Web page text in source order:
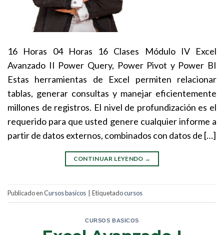
16 Horas 04 Horas 16 Clases Módulo IV Excel
Avanzado II Power Query, Power Pivot y Power BI
Estas herramientas de Excel permiten relacionar
tablas, generar consultas y manejar eficientemente
millones de registros. El nivel de profundización es el
requerido para que usted genere cualquier informe a
partir de datos externos, combinados con datos de […]
CONTINUAR LEYENDO →
Publicado enCursos basicos Etiquetadocursos
CURSOS BASICOS